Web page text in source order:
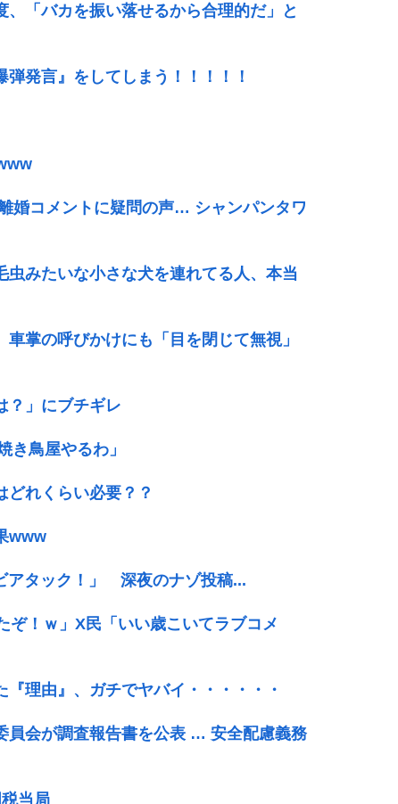
「バカを振い落せるから合理的だ」と
弾発言』をしてしまう！！！！！
婚コメントに疑問の声… シャンパンタワ
みたいな小さな犬を連れてる人、本当
掌の呼びかけにも「目を閉じて無視」
？」にブチギレ
き鳥屋やるわ」
どれくらい必要？？
www
アタック！」 深夜のナゾ投稿...
ぞ！ｗ」X民「いい歳こいてラブコメ
『理由』、ガチでヤバイ・・・・・・
員会が調査報告書を公表 … 安全配慮義務
当局